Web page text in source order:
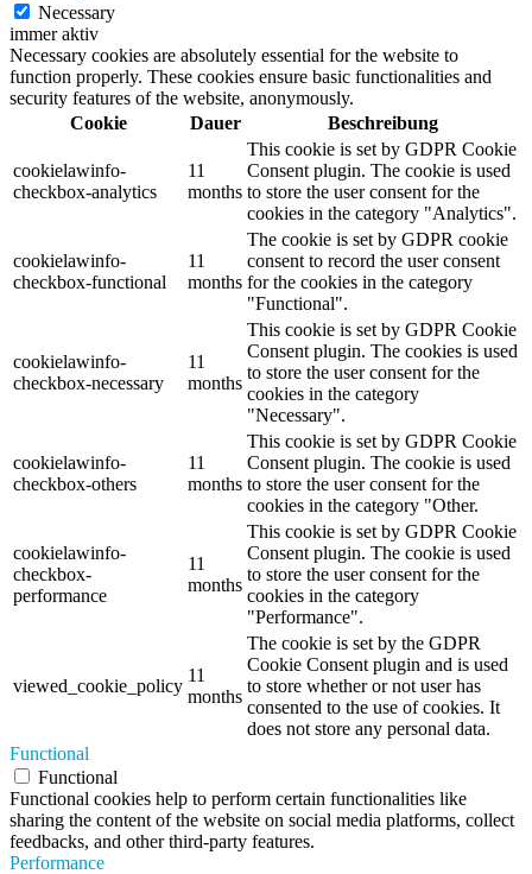
Necessary
immer aktiv
Necessary cookies are absolutely essential for the website to
function properly. These cookies ensure basic functionalities and
security features of the website, anonymously.
Cookie
Dauer Beschreibung
cookielawinfo-
checkbox-analytics
11
months
This cookie is set by GDPR Cookie
Consent plugin. The cookie is used
to store the user consent for the
cookies in the category "Analytics".
cookielawinfo-
checkbox-functional
11
months
The cookie is set by GDPR cookie
consent to record the user consent
for the cookies in the category
"Functional".
cookielawinfo-
checkbox-necessary
11
months
This cookie is set by GDPR Cookie
Consent plugin. The cookies is used
to store the user consent for the
cookies in the category
"Necessary".
cookielawinfo-
checkbox-others
11
months
This cookie is set by GDPR Cookie
Consent plugin. The cookie is used
to store the user consent for the
cookies in the category "Other.
cookielawinfo-
checkbox-
performance
11
months
This cookie is set by GDPR Cookie
Consent plugin. The cookie is used
to store the user consent for the
cookies in the category
"Performance".
viewed_cookie_policy
11
months
The cookie is set by the GDPR
Cookie Consent plugin and is used
to store whether or not user has
consented to the use of cookies. It
does not store any personal data.
Functional
Functional
Functional cookies help to perform certain functionalities like
sharing the content of the website on social media platforms, collect
feedbacks, and other third-party features.
Performance